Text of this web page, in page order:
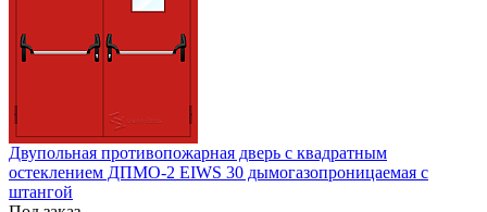
Двупольная противопожарная дверь с квадратным
остеклением ДПМО-2 EIWS 30 дымогазопроницаемая с
штангой